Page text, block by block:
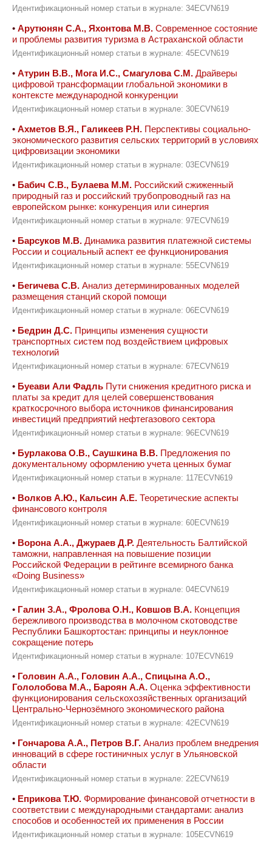
Идентификационный номер статьи в журнале: 34ECVN619
• Арутюнян С.А., Яхонтова М.В. Современное состояние
и проблемы развития туризма в Астраханской области
Идентификационный номер статьи в журнале: 45ECVN619
• Атурин В.В., Мога И.С., Смагулова С.М. Драйверы
цифровой трансформации глобальной экономики в
контексте международной конкуренции
Идентификационный номер статьи в журнале: 30ECVN619
• Ахметов В.Я., Галикеев Р.Н. Перспективы социально-
экономического развития сельских территорий в условиях
цифровизации экономики
Идентификационный номер статьи в журнале: 03ECVN619
• Бабич С.В., Булаева М.М. Российский сжиженный
природный газ и российский трубопроводный газ на
европейском рынке: конкуренция или синергия
Идентификационный номер статьи в журнале: 97ECVN619
• Барсуков М.В. Динамика развития платежной системы
России и социальный аспект ее функционирования
Идентификационный номер статьи в журнале: 55ECVN619
• Бегичева С.В. Анализ детерминированных моделей
размещения станций скорой помощи
Идентификационный номер статьи в журнале: 06ECVN619
• Бедрин Д.С. Принципы изменения сущности
транспортных систем под воздействием цифровых
технологий
Идентификационный номер статьи в журнале: 67ECVN619
• Буеави Али Фадль Пути снижения кредитного риска и
платы за кредит для целей совершенствования
краткосрочного выбора источников финансирования
инвестиций предприятий нефтегазового сектора
Идентификационный номер статьи в журнале: 96ECVN619
• Бурлакова О.В., Саушкина В.В. Предложения по
документальному оформлению учета ценных бумаг
Идентификационный номер статьи в журнале: 117ECVN619
• Волков А.Ю., Кальсин А.Е. Теоретические аспекты
финансового контроля
Идентификационный номер статьи в журнале: 60ECVN619
• Ворона А.А., Джураев Д.Р. Деятельность Балтийской
таможни, направленная на повышение позиции
Российской Федерации в рейтинге всемирного банка
«Doing Business»
Идентификационный номер статьи в журнале: 04ECVN619
• Галин З.А., Фролова О.Н., Ковшов В.А. Концепция
бережливого производства в молочном скотоводстве
Республики Башкортостан: принципы и неуклонное
сокращение потерь
Идентификационный номер статьи в журнале: 107ECVN619
• Головин А.А., Головин А.А., Спицына А.О.,
Гололобова М.А., Бароян А.А. Оценка эффективности
функционирования сельскохозяйственных организаций
Центрально-Чернозёмного экономического района
Идентификационный номер статьи в журнале: 42ECVN619
• Гончарова А.А., Петров В.Г. Анализ проблем внедрения
инноваций в сфере гостиничных услуг в Ульяновской
области
Идентификационный номер статьи в журнале: 22ECVN619
• Еприкова Т.Ю. Формирование финансовой отчетности в
соответствии с международными стандартами: анализ
способов и особенностей их применения в России
Идентификационный номер статьи в журнале: 105ECVN619